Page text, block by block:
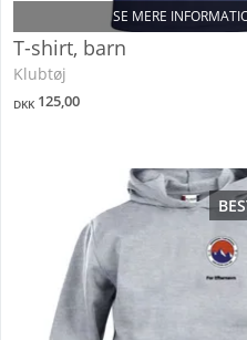
SE MERE
T-shirt, barn
Klubtøj
DKK125,00